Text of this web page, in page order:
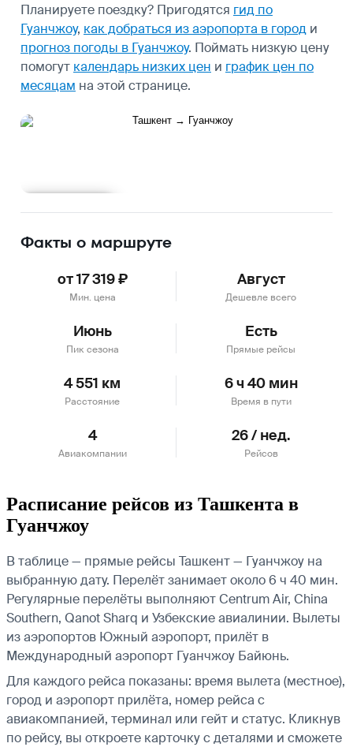
Планируете поездку? Пригодятся гид по
Гуанчжоу, как добраться из аэропорта в город и
прогноз погоды в Гуанчжоу. Поймать низкую цену
помогут календарь низких цен и график цен по
месяцам на этой странице.
Факты о маршруте
от 17 319 ₽
Мин. цена
Август
Дешевле всего
Июнь
Пик сезона
Есть
Прямые рейсы
4 551 км
Расстояние
6 ч 40 мин
Время в пути
4
Авиакомпании
26 / нед.
Рейсов
Расписание рейсов из Ташкента в
Гуанчжоу
В таблице — прямые рейсы Ташкент — Гуанчжоу на
выбранную дату. Перелёт занимает около 6 ч 40 мин.
Регулярные перелёты выполняют Centrum Air, China
Southern, Qanot Sharq и Узбекские авиалинии. Вылеты
из аэропортов Южный аэропорт, прилёт в
Международный аэропорт Гуанчжоу Байюнь.
Для каждого рейса показаны: время вылета (местное),
город и аэропорт прилёта, номер рейса с
авиакомпанией, терминал или гейт и статус. Кликнув
по рейсу, вы откроете карточку с деталями и сможете